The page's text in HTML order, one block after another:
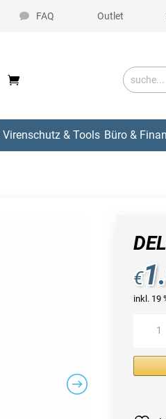
FAQ Outlet
Virenschutz & Tools Büro &
€
inkl. 19
7010
Plus